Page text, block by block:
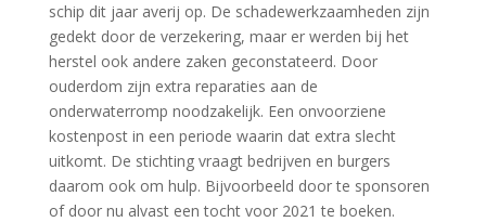
schip dit jaar averij op. De schadewerkzaamheden zijn
gedekt door de verzekering, maar er werden bij het
herstel ook andere zaken geconstateerd. Door
ouderdom zijn extra reparaties aan de
onderwaterromp noodzakelijk. Een onvoorziene
kostenpost in een periode waarin dat extra slecht
uitkomt. De stichting vraagt bedrijven en burgers
daarom ook om hulp. Bijvoorbeeld door te sponsoren
of door nu alvast een tocht voor 2021 te boeken.